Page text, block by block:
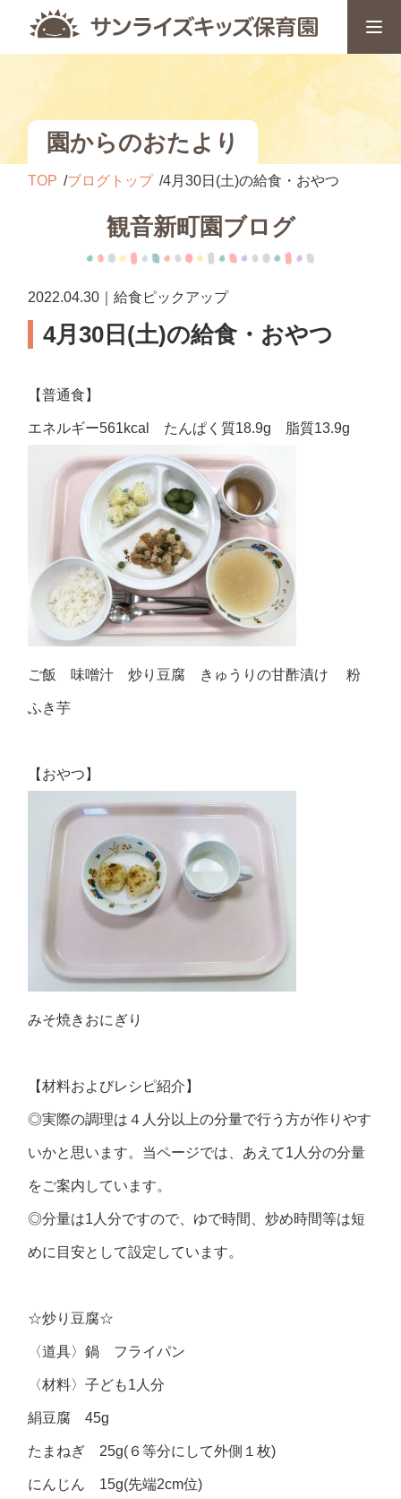
園からのおたより
TOP ブログトップ 4月30日(土)の給食・おやつ
観音新町園ブログ
2022.04.30｜給食ピックアップ
4月30日(土)の給食・おやつ
【普通食】
エネルギー561kcal たんぱく質18.9g 脂質13.9g
ご飯 味噌汁 炒り豆腐 きゅうりの甘酢漬け 粉
ふき芋
【おやつ】
みそ焼きおにぎり
【材料およびレシピ紹介】
◎実際の調理は４人分以上の分量で行う方が作りやす
いかと思います。当ページでは、あえて1人分の分量
をご案内しています。
◎分量は1人分ですので、ゆで時間、炒め時間等は短
めに目安として設定しています。
☆炒り豆腐☆
〈道具〉鍋 フライパン
〈材料〉子ども1人分
絹豆腐 45g
たまねぎ 25g(６等分にして外側１枚)
にんじん 15g(先端2cm位)